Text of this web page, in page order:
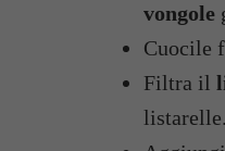
vongole
Cuocile
Filtra il
listarelle.